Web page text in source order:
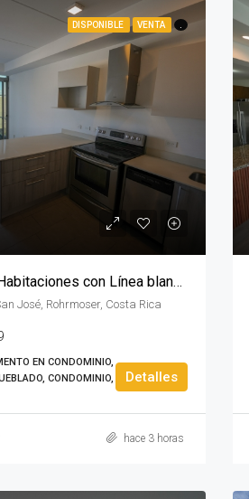
DISPONIBLE VENTA
Apartamento de 2 Habitaciones con Línea blanca en QBO Rohrmoser
José, Rohrmoser, Costa Rica
EN CONDOMINIO,
CONDOMINIO, TORREDetalles
hace 3 horas